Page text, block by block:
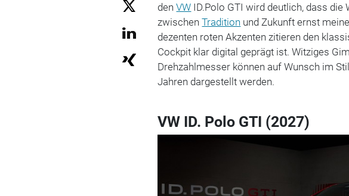
denVW ID.Polo GTI wird deutlich, dass die
zwischenTradition und Zukunft ernst
dezenten roten Akzenten zitieren den
Cockpit klar digital geprägt ist. Witziges
Drehzahlmesser können auf Wunsch im
Jahren dargestellt werden.
VW ID. Polo GTI (2027)